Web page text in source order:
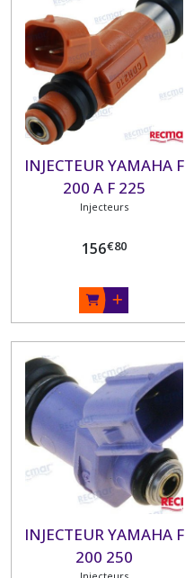
INJECTEUR YAMAHA F
200 A F 225
Injecteurs
156€80
INJECTEUR YAMAHA F
200 250
Injecteurs